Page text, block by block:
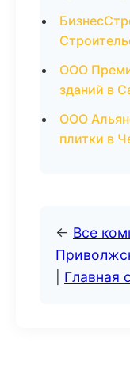
ООО
зданий в
ООО
плитки в
← Все
Главная